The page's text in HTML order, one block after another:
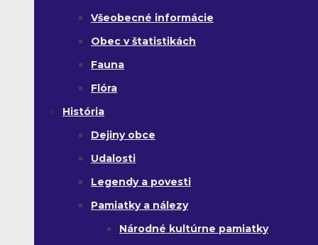
Všeobecné informácie
Obec v štatistikách
Fauna
Flóra
História
Dejiny obce
Udalosti
Legendy a povesti
Pamiatky a nálezy
Národné kultúrne pamiatky